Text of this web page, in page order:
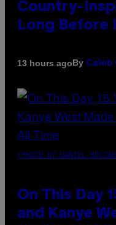
Country-
Long Before
13 hours agoBy Caleb
(PHOTO BY DANIEL
On This Day
and Kanye